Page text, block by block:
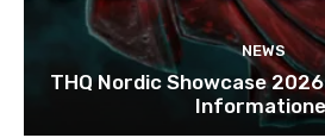
NEWS
THQ Nordic Showcase